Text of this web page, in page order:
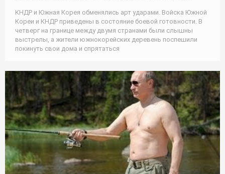
КНДР и Южная Корея обменялись арт ударами. Войска Южной
Кореи и КНДР приведены в состояние боевой готовности. В
четверг на границе между двумя странами были слышны
выстрелы, а жители южнокорейских деревень поспешили
покинуть свои дома и спрятаться